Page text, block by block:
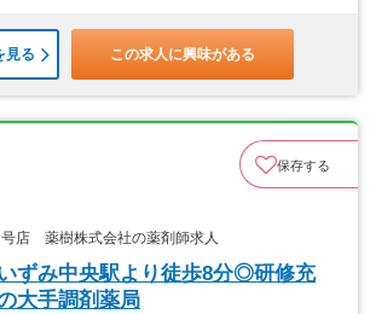
見る この求人に興味がある
保存する
店 薬樹株式会社の薬剤師求人
ずみ中央駅より徒歩8分◎研修充
大手調剤薬局